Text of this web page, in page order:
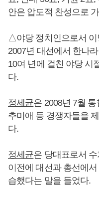
안은 압도적 찬성으로
△야당 정치인으로서 이
2007년 대선에서 한나
10여 년에 걸친 야당 시
다.
정세균은 2008년 7월
추미애 등 경쟁자들을
다.
정세균은 당대표로서
이전에 대선과 총선에
습했다는 말을 들었다.